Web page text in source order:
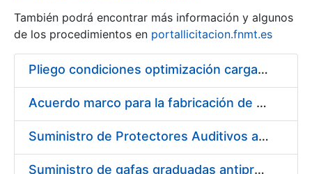
Mostra/Amaga
También podrá encontrar más información y algunos
de los procedimientos en portallicitacion.fnmt.es
Pliego condiciones optimización cargas compras firmado
Acuerdo marco para la fabricación de piezas
Suministro de Protectores Auditivos a medida para las personas trabajadoras de los Centros de Trabajo de Madrid y Burgos
Suministro de gafas graduadas antiproyecciones para los trabajadores de la FNMT-RCM en los centros de trabajo de Madrid y Burgos